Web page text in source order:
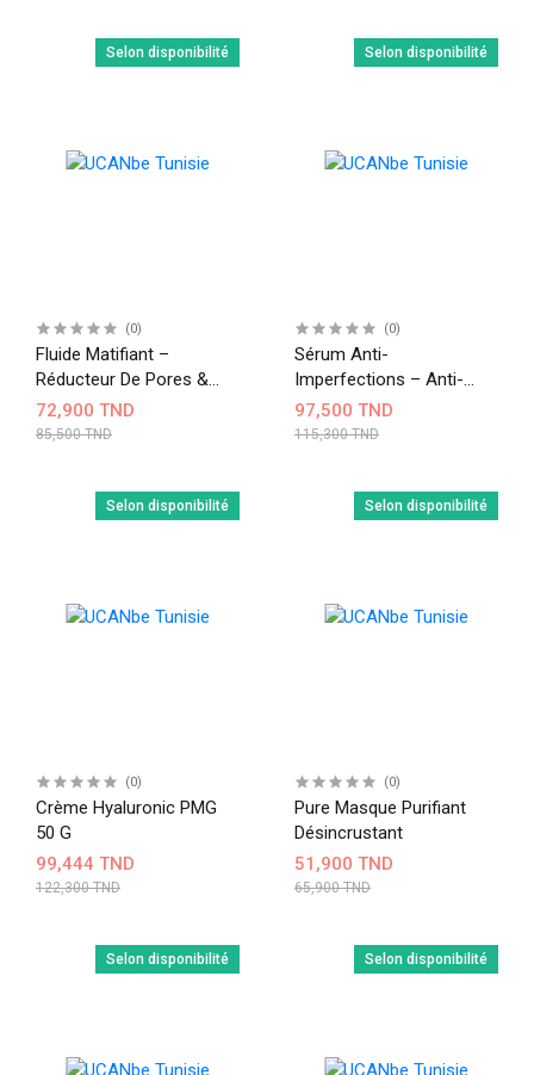
Selon disponibilité
(0)
Fluide Matifiant –
Réducteur De Pores &
Peau Parfaite - 40ml
72,900 TND
85,500 TND
Selon disponibilité
(0)
Sérum Anti-
Imperfections – Anti-
Boutons & Peau Nette -
30ml
97,500 TND
115,300 TND
Selon disponibilité
(0)
Crème Hyaluronic PMG
50 G
99,444 TND
122,300 TND
Selon disponibilité
(0)
Pure Masque Purifiant
Désincrustant
51,900 TND
65,900 TND
Selon disponibilité Selon disponibilité